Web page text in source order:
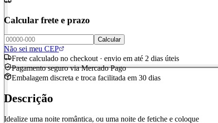
Calcular frete e prazo
Calcular
Não sei meu CEP
Frete calculado no checkout · envio em até 2 dias úteis
Pagamento seguro via Mercado Pago
Embalagem discreta e troca facilitada em 30 dias
Descrição
Idealize uma noite romântica, ou uma noite de fetiche e coloque